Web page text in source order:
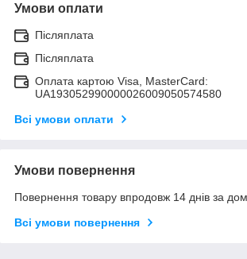
Умови оплати
Післяплата
Післяплата
Оплата картою Visa, MasterCard:
UA193052990000026009050574580
Всі умови оплати
Умови повернення
Повернення товару впродовж 14 днів за
Всі умови повернення